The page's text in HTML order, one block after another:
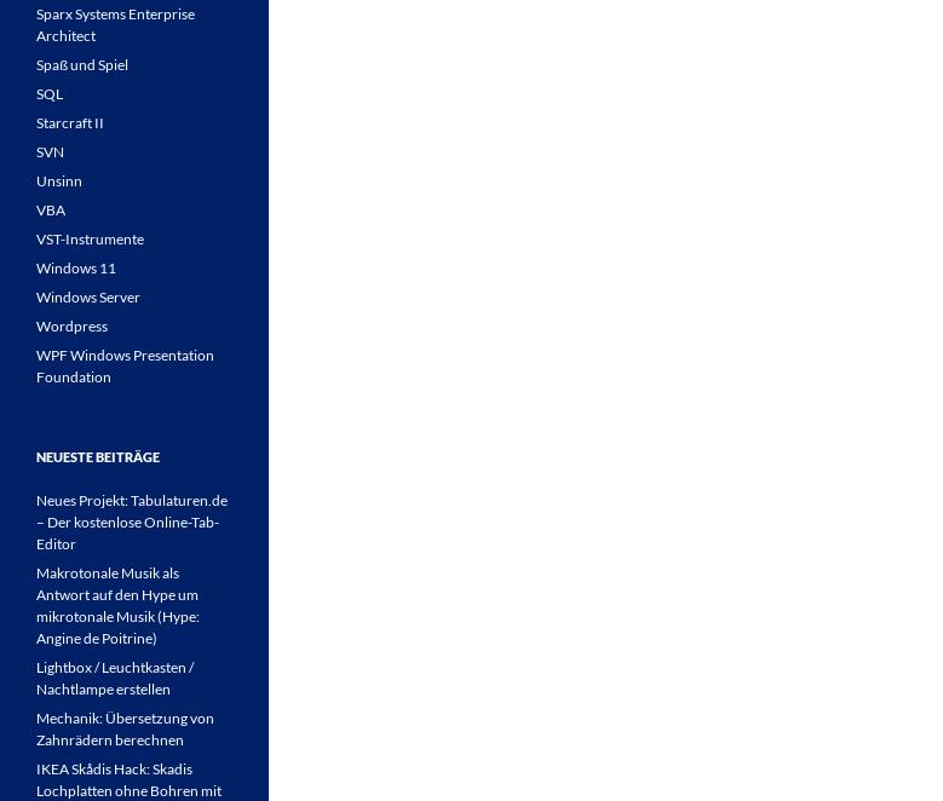
Sparx Systems Enterprise
Architect
Spaß und Spiel
SQL
Starcraft II
SVN
Unsinn
VBA
VST-Instrumente
Windows 11
Windows Server
Wordpress
WPF Windows Presentation
Foundation
NEUESTE BEITRÄGE
Neues Projekt: Tabulaturen.de
– Der kostenlose Online-Tab-
Editor
Makrotonale Musik als
Antwort auf den Hype um
mikrotonale Musik (Hype:
Angine de Poitrine)
Lightbox / Leuchtkasten /
Nachtlampe erstellen
Mechanik: Übersetzung von
Zahnrädern berechnen
IKEA Skådis Hack: Skadis
Lochplatten ohne Bohren mit